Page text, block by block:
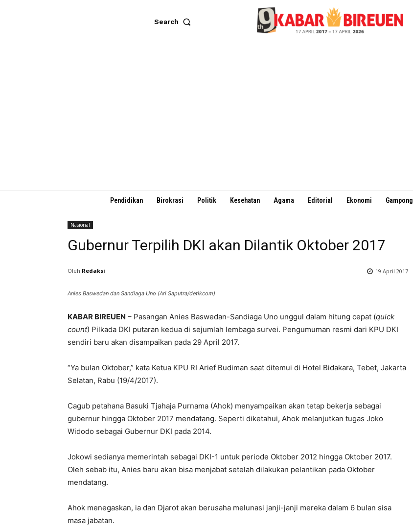
Search
Pendidikan Birokrasi Politik Kesehatan Agama Editorial Ekonomi Gampong
Nasional
Gubernur Terpilih DKI akan Dilantik Oktober 2017
Oleh Redaksi 19 April 2017
Anies Baswedan dan Sandiaga Uno (Ari Saputra/detikcom)
KABAR BIREUEN – Pasangan Anies Baswedan-Sandiaga Uno unggul dalam hitung cepat (quick
count) Pilkada DKI putaran kedua di sejumlah lembaga survei. Pengumuman resmi dari KPU DKI
sendiri baru akan disampaikan pada 29 April 2017.
“Ya bulan Oktober,” kata Ketua KPU RI Arief Budiman saat ditemui di Hotel Bidakara, Tebet, Jakarta
Selatan, Rabu (19/4/2017).
Cagub petahana Basuki Tjahaja Purnama (Ahok) menyampaikan akan tetap bekerja sebagai
gubernur hingga Oktober 2017 mendatang. Seperti diketahui, Ahok melanjutkan tugas Joko
Widodo sebagai Gubernur DKI pada 2014.
Jokowi sedianya memerintah sebagai DKI-1 untuk periode Oktober 2012 hingga Oktober 2017.
Oleh sebab itu, Anies baru akan bisa menjabat setelah dilakukan pelantikan pada Oktober
mendatang.
Ahok menegaskan, ia dan Djarot akan berusaha melunasi janji-janji mereka dalam 6 bulan sisa
masa jabatan.